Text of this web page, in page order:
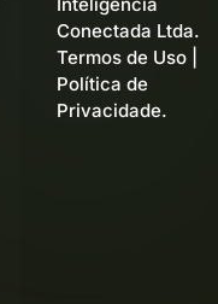
Conectada Ltda.
Termos de Uso|
Política de
Privacidade.